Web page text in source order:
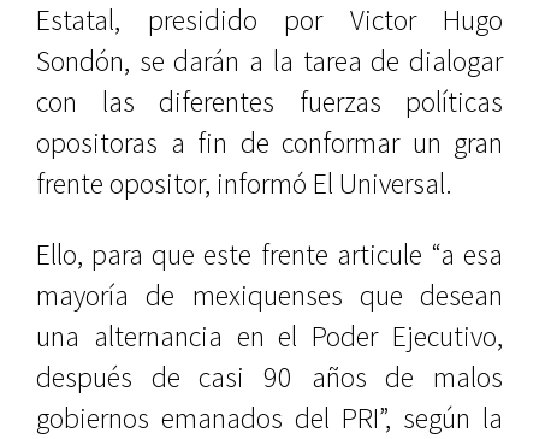
Estatal, presidido por Victor Hugo
Sondón, se darán a la tarea de dialogar
con las diferentes fuerzas políticas
opositoras a fin de conformar un gran
frente opositor, informó El Universal.
Ello, para que este frente articule “a esa
mayoría de mexiquenses que desean
una alternancia en el Poder Ejecutivo,
después de casi 90 años de malos
gobiernos emanados del PRI”, según la